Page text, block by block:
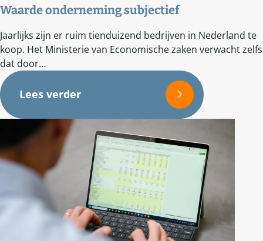
Waarde onderneming subjectief
Jaarlijks zijn er ruim tienduizend bedrijven in Nederland te
koop. Het Ministerie van Economische zaken verwacht zelfs
dat door…
Lees verder